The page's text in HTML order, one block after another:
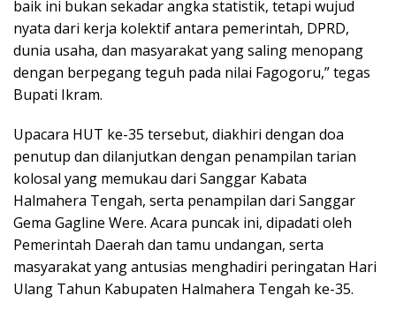
baik ini bukan sekadar angka statistik, tetapi wujud
nyata dari kerja kolektif antara pemerintah, DPRD,
dunia usaha, dan masyarakat yang saling menopang
dengan berpegang teguh pada nilai Fagogoru,” tegas
Bupati Ikram.
Upacara HUT ke-35 tersebut, diakhiri dengan doa
penutup dan dilanjutkan dengan penampilan tarian
kolosal yang memukau dari Sanggar Kabata
Halmahera Tengah, serta penampilan dari Sanggar
Gema Gagline Were. Acara puncak ini, dipadati oleh
Pemerintah Daerah dan tamu undangan, serta
masyarakat yang antusias menghadiri peringatan Hari
Ulang Tahun Kabupaten Halmahera Tengah ke-35.